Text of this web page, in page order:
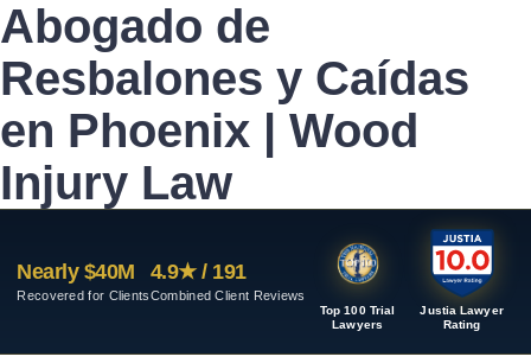
Abogado de
Resbalones y Caídas
en Phoenix | Wood
Injury Law
Nearly $40M
Recovered for Clients
Top 100 Trial
Lawyers
Justia Lawyer
Rating
4.9★ / 191
Combined Client Reviews